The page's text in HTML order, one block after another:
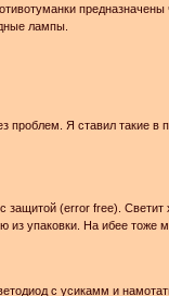
лампы.
Я ставил такие в
(error free). Светит
из упаковки. На ибее тоже
с усикамм и